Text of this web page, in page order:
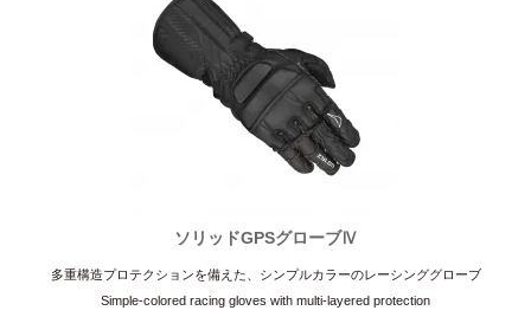
ソリッドGPSグローブⅣ
多重構造プロテクションを備えた、シンプルカラーのレーシンググローブ
Simple-colored racing gloves with multi-layered protection